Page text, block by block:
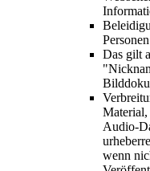
Das gilt
Material,
Audio-
wenn